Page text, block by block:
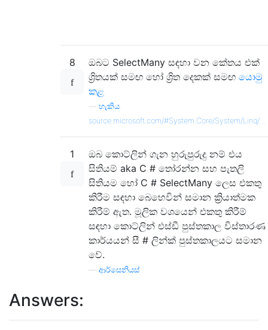
8
ඔබට SelectMany සඳහා වන කේතය එක්
ශ්‍රිතයක් සමඟ හෝ ශ්‍රිත දෙකක් සමඟ යොමු
කළ
හැකිය.
source.microsoft.com/#System.Core/System/Linq/…
1
ඔබ කොට්ලින් ගැන හුරුපුරුදු නම් එය
සිතියම් aka C # තෝරන්න සහ පැතලි
සිතියම හෝ C # SelectMany ලෙස එකතු
කිරීම සඳහා බෙහෙවින් සමාන ක්‍රියාත්මක
කිරීම් ඇත. මූලික වශයෙන් එකතු කිරීම්
සඳහා කොට්ලින් එස්ඩී පුස්තකාල විස්තාරණ
කාර්යයන් සී # ලින්ක් පුස්තකාලයට සමාන
වේ.
ආර්සෙනියස්
Answers: